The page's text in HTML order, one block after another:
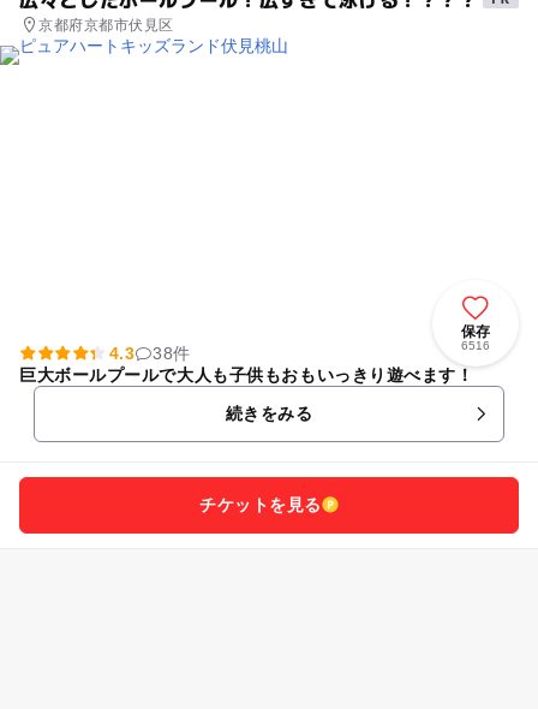
京都府京都市伏見区
保存
6516
4.3
38件
巨大ボールプールで大人も子供もおもいっきり遊べます！
続きをみる
チケットを見る